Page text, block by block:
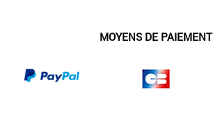
MOYENS DE PAIEMENT